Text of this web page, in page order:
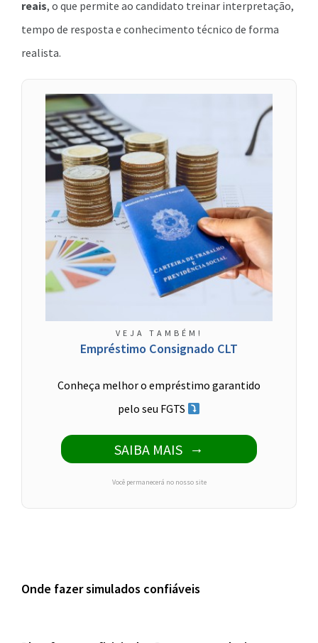
reais, o que permite ao candidato treinar interpretação,
tempo de resposta e conhecimento técnico de forma
realista.
VEJA TAMBÉM!
Empréstimo Consignado CLT
Conheça melhor o empréstimo garantido
pelo seu FGTS
SAIBA MAIS
Você permanecerá no nosso site
Onde fazer simulados confiáveis